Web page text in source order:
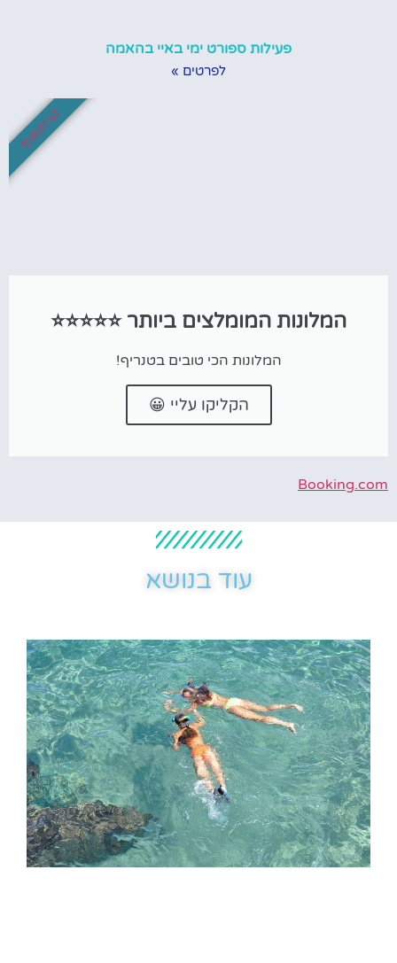
פעילות ספורט ימי באיי בהאמה
לפרטים »
המלונות המומלצים ביותר ⭐⭐⭐⭐⭐
המלונות הכי טובים בטנריף!
הקליקו עליי 😀
לא לפספס!
Booking.com
עוד בנושא